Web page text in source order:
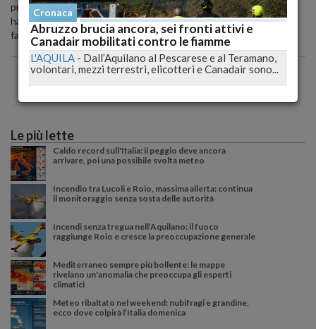
precedenti gestori. Gli attuali gestori, interrogati dai forestali,
hanno dichiarato di non essere a conoscenza della presenza dei
farmaci nel box, che è stato anch'esso sequestrato.
Le più lette
Caldo record sull'Italia: il peggio deve ancora
arrivare, poi una possibile svolta meteo
Incendio tra Lucoli e Roio, massima allerta: continua
il monitoraggio senza sosta delle autorità
Incendi senza tregua nell’Aquilano: il fuoco
raggiunge Roio e cresce la preoccupazione generale
Mediterraneo sempre più bollente: le mappe
rivelano un'anomalia che preoccupa gli esperti
climatici
Meteo ribaltato nel weekend: nubifragi e grandine,
ecco dove colpirà l’Italia domenica
Cronaca
Abruzzo brucia ancora, sei fronti attivi e
Canadair mobilitati contro le fiamme
L'AQUILA - Dall’Aquilano al Pescarese e al Teramano,
volontari, mezzi terrestri, elicotteri e Canadair sono...